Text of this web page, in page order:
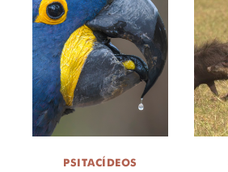
PSITACÍDEOS